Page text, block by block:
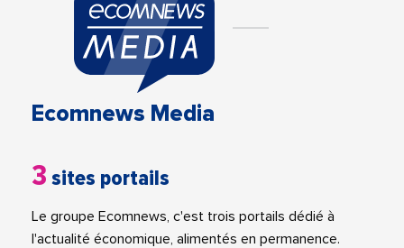
Ecomnews Media
3 sites portails
Le groupe Ecomnews, c'est trois portails dédié à
l'actualité économique, alimentés en permanence.